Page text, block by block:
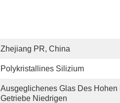
Zhejiang PR, China
Polykristallines Silizium
Ausgeglichenes Glas Des Hohen
Getriebe Niedrigen